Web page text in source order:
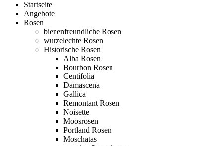
Startseite
Angebote
Rosen
bienenfreundliche Rosen
wurzelechte Rosen
Historische Rosen
Alba Rosen
Bourbon Rosen
Centifolia
Damascena
Gallica
Remontant Rosen
Noisette
Moosrosen
Portland Rosen
Moschatas